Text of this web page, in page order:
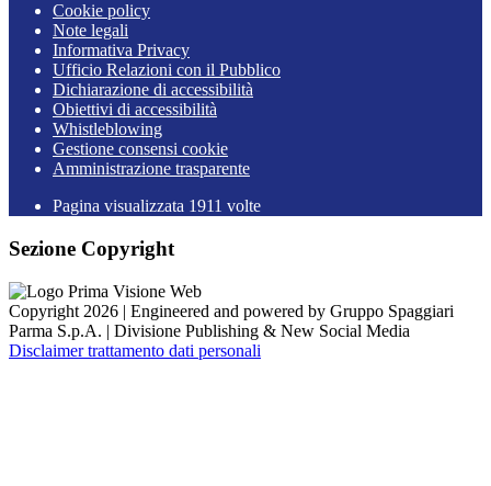
Cookie policy
Note legali
Informativa Privacy
Ufficio Relazioni con il Pubblico
Dichiarazione di accessibilità
Obiettivi di accessibilità
Whistleblowing
Gestione consensi cookie
Amministrazione trasparente
Pagina visualizzata 1911 volte
Sezione Copyright
Copyright 2026 | Engineered and powered by Gruppo Spaggiari
Parma S.p.A. | Divisione Publishing & New Social Media
Disclaimer trattamento dati personali